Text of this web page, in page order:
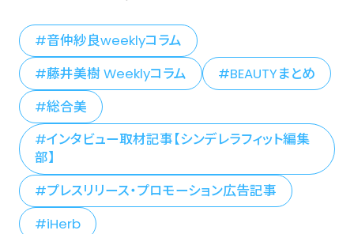
音仲紗良weeklyコラム
藤井美樹 Weeklyコラム
BEAUTYまとめ
総合美
インタビュー取材記事【シンデレラフィット編集
部】
プレスリリース・プロモーション広告記事
iHerb